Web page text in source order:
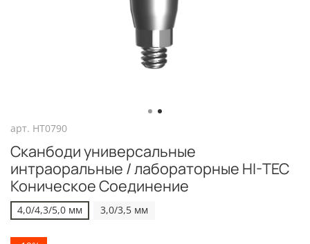
арт. HT0790
Сканбоди универсальные
интраоральные / лабораторные HI-TEC
Коническое Соединение
4,0/4,3/5,0 мм 3,0/3,5 мм